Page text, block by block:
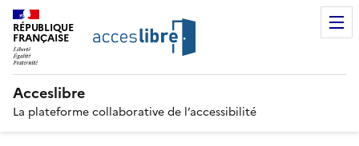
RÉPUBLIQUE
FRANÇAISE
Acceslibre
La plateforme collaborative de l’accessibilité